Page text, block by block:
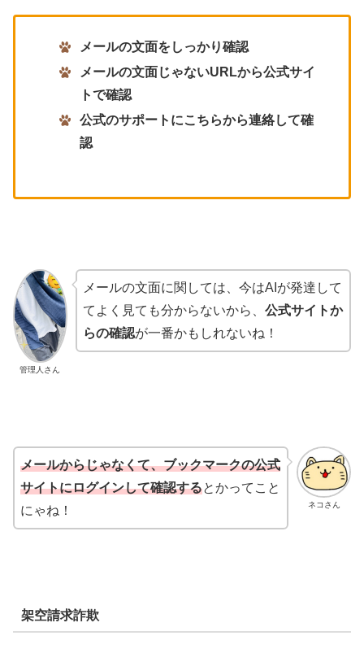
メールの文面をしっかり確認
メールの文面じゃないURLから公式サイ
トで確認
公式のサポートにこちらから連絡して確
認
管理人さん
メールの文面に関しては、今はAIが発達して
てよく見ても分からないから、 公式サイトか
らの確認が一番かもしれないね！
ネコさん
メールからじゃなくて、ブックマークの公式
サイトにログインして確認するとかってこと
にゃね！
架空請求詐欺